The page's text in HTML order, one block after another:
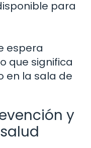
para
espera
que significa
en la sala de
y